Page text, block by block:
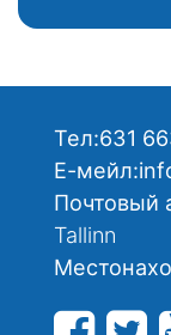
Тел:631
Е-мейл:
Почтовый
Tallinn